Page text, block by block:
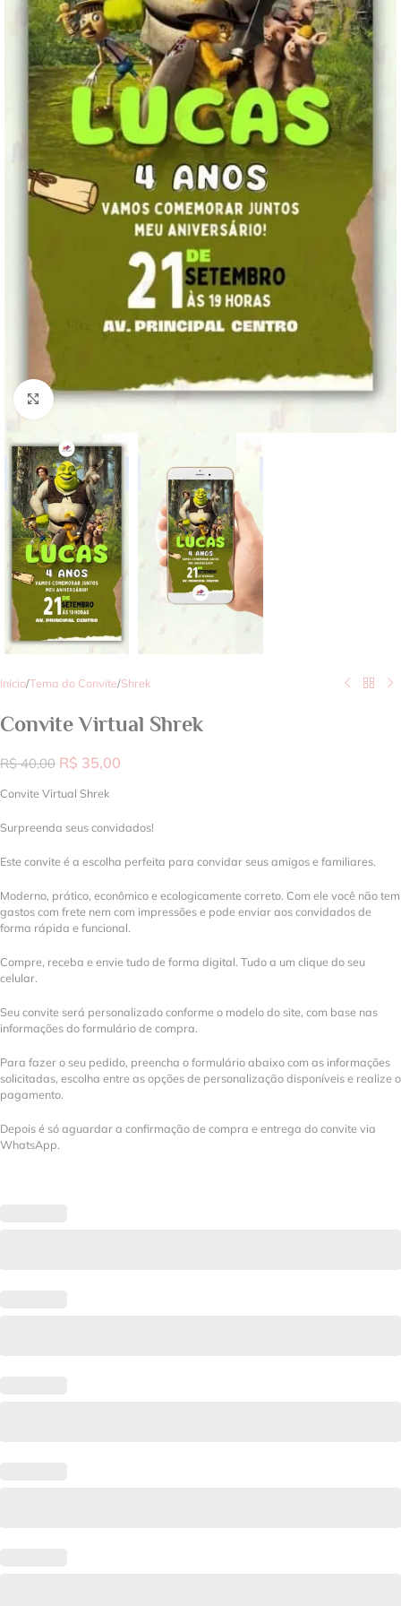
Clique para ampliar
Início/Tema do Convite/Shrek
Convite Virtual Shrek
R$40,00 R$ 35,00
Convite Virtual Shrek
Surpreenda seus convidados!
Este convite é a escolha perfeita para convidar seus amigos e familiares.
Moderno, prático, econômico e ecologicamente correto. Com ele você não tem
gastos com frete nem com impressões e pode enviar aos convidados de
forma rápida e funcional.
Compre, receba e envie tudo de forma digital. Tudo a um clique do seu
celular.
Seu convite será personalizado conforme o modelo do site, com base nas
informações do formulário de compra.
Para fazer o seu pedido, preencha o formulário abaixo com as informações
solicitadas, escolha entre as opções de personalização disponíveis e realize o
pagamento.
Depois é só aguardar a confirmação de compra e entrega do convite via
WhatsApp.